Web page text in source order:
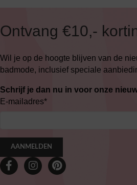
Ontvang €10,-
Wil je op de hoogte blijven van de
badmode, inclusief speciale
Schrijf je dan nu in voor onze
E-mailadres*
AANMELDEN